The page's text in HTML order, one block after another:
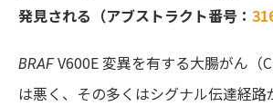
発見される（アブストラクト番号：
BRAF V600E変異を有する大腸がん
は悪く、その多くはシグナル伝達経路